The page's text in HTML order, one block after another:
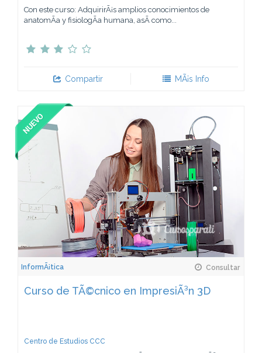
Con este curso: AdquirirÃ¡s amplios conocimientos de
anatomÃ­a y fisiologÃ­a humana, asÃ­ como...
Compartir MÃ¡s Info
InformÃ¡tica Consultar
Curso de TÃ©cnico en ImpresiÃ³n 3D
Centro de Estudios CCC